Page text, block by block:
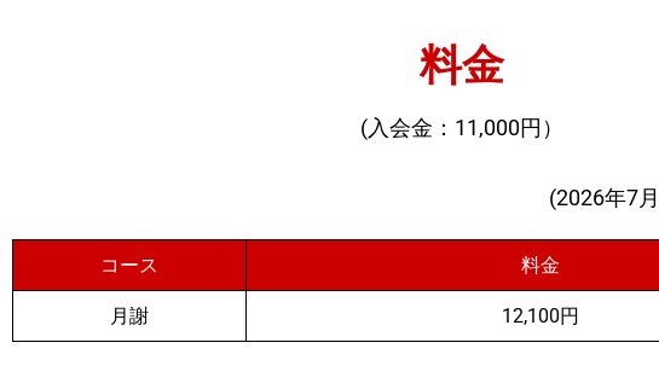
料金
(入会金：11,000円）
(2026年7
コース 料金
月謝 12,100円